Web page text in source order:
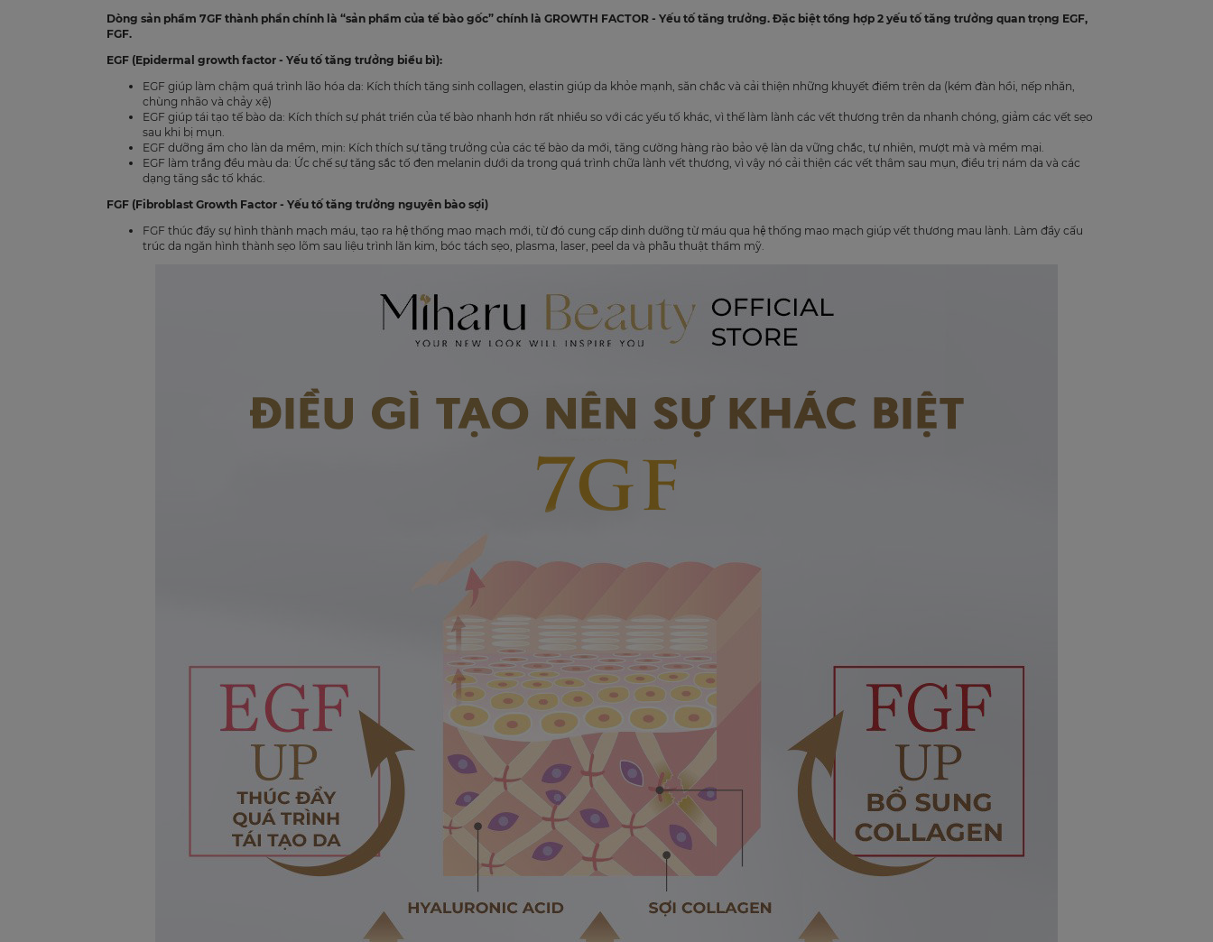
Dòng sản phẩm 7GF thành phần chính là “sản phẩm của tế bào gốc” chính là GROWTH FACTOR - Yếu tố tăng trưởng. Đặc biệt tổng hợp 2 yếu tố tăng trưởng quan trọng EGF,
FGF.
EGF (Epidermal growth factor - Yếu tố tăng trưởng biểu bì):
EGF giúp làm chậm quá trình lão hóa da: Kích thích tăng sinh collagen, elastin giúp da khỏe mạnh, săn chắc và cải thiện những khuyết điểm trên da (kém đàn hồi, nếp nhăn,
chùng nhão và chảy xệ)
EGF giúp tái tạo tế bào da: Kích thích sự phát triển của tế bào nhanh hơn rất nhiều so với các yếu tố khác, vì thế làm lành các vết thương trên da nhanh chóng, giảm các vết sẹo
sau khi bị mụn.
EGF dưỡng ẩm cho làn da mềm, mịn: Kích thích sự tăng trưởng của các tế bào da mới, tăng cường hàng rào bảo vệ làn da vững chắc, tự nhiên, mượt mà và mềm mại.
EGF làm trắng đều màu da: Ức chế sự tăng sắc tố đen melanin dưới da trong quá trình chữa lành vết thương, vì vậy nó cải thiện các vết thâm sau mụn, điều trị nám da và các
dạng tăng sắc tố khác.
FGF (Fibroblast Growth Factor - Yếu tố tăng trưởng nguyên bào sợi)
FGF thúc đẩy sự hình thành mạch máu, tạo ra hệ thống mao mạch mới, từ đó cung cấp dinh dưỡng từ máu qua hệ thống mao mạch giúp vết thương mau lành. Làm đầy cấu
trúc da ngăn hình thành sẹo lõm sau liệu trình lăn kim, bóc tách sẹo, plasma, laser, peel da và phẫu thuật thẩm mỹ.